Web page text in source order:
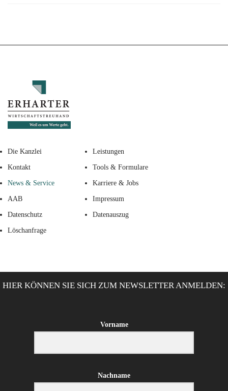
Die Kanzlei Leistungen
Kontakt Tools & Formulare
News & Service Karriere & Jobs
AAB Impressum
Datenschutz Datenauszug
Löschanfrage
HIER KÖNNEN SIE SICH ZUM NEWSLETTER ANMELDEN:
Vorname
Nachname